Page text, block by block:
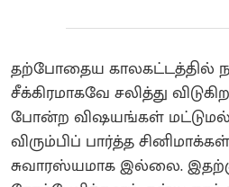
தற்போதைய காலகட்டத்தில்
சீக்கிரமாகவே சலித்து
போன்ற விஷயங்கள்
விரும்பிப் பார்த்த
சுவாரஸ்யமாக இல்லை.